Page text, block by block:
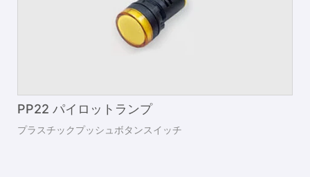
PP22 パイロットランプ
プラスチックプッシュボタンスイッチ